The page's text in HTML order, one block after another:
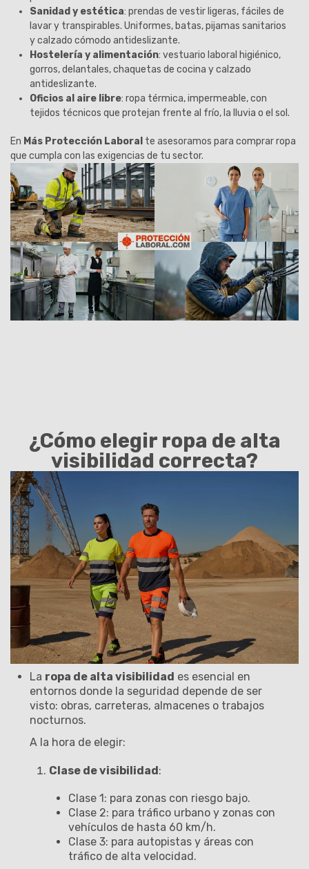
Sanidad y estética: prendas de vestir ligeras, fáciles de
lavar y transpirables. Uniformes, batas, pijamas sanitarios
y calzado cómodo antideslizante.
Hostelería y alimentación: vestuario laboral higiénico,
gorros, delantales, chaquetas de cocina y calzado
antideslizante.
Oficios al aire libre: ropa térmica, impermeable, con
tejidos técnicos que protejan frente al frío, la lluvia o el sol.
En Más Protección Laboral te asesoramos para comprar ropa
que cumpla con las exigencias de tu sector.
¿Cómo elegir ropa de alta
visibilidad correcta?
La ropa de alta visibilidad es esencial en
entornos donde la seguridad depende de ser
visto: obras, carreteras, almacenes o trabajos
nocturnos.
A la hora de elegir:
Clase de visibilidad:
Clase 1: para zonas con riesgo bajo.
Clase 2: para tráfico urbano y zonas con
vehículos de hasta 60 km/h.
Clase 3: para autopistas y áreas con
tráfico de alta velocidad.